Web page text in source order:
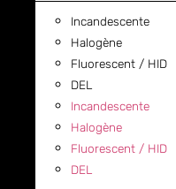
Incandescente
Halogène
Fluorescent / HID
DEL
Incandescente
Halogène
Fluorescent / HID
DEL